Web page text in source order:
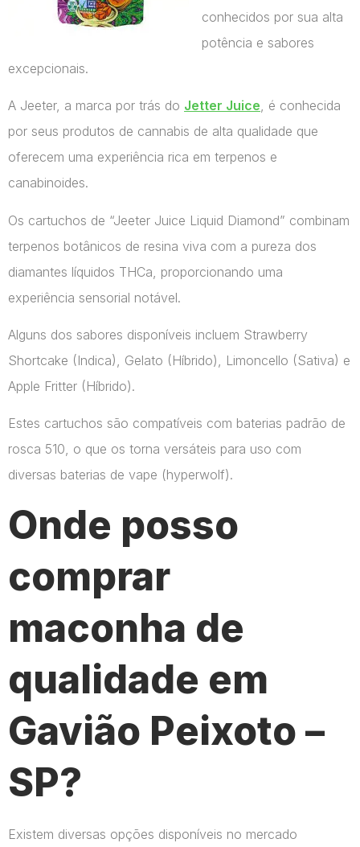
conhecidos por sua alta
potência e sabores
excepcionais.
A Jeeter, a marca por trás do Jetter Juice, é conhecida
por seus produtos de cannabis de alta qualidade que
oferecem uma experiência rica em terpenos e
canabinoides.
Os cartuchos de “Jeeter Juice Liquid Diamond” combinam
terpenos botânicos de resina viva com a pureza dos
diamantes líquidos THCa, proporcionando uma
experiência sensorial notável.
Alguns dos sabores disponíveis incluem Strawberry
Shortcake (Indica), Gelato (Híbrido), Limoncello (Sativa) e
Apple Fritter (Híbrido).
Estes cartuchos são compatíveis com baterias padrão de
rosca 510, o que os torna versáteis para uso com
diversas baterias de vape​ (hyperwolf)​.
Onde posso
comprar
maconha de
qualidade em
Gavião Peixoto –
SP?
Existem diversas opções disponíveis no mercado